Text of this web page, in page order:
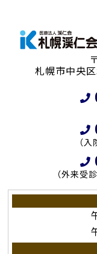
札幌市中央
（
（外来受